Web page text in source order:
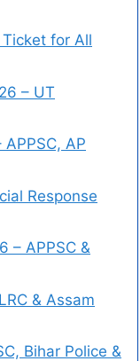
for All
– UT
AP
Response
– APPSC &
& Assam
Bihar Police &